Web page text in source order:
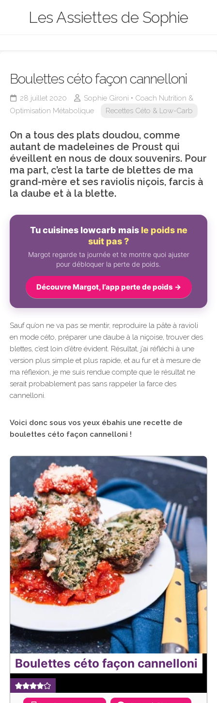
Les Assiettes de Sophie
Boulettes céto façon cannelloni
28 juillet 2020
Sophie Gironi • Coach Nutrition &
Optimisation Métabolique
Recettes Céto & Low-Carb
On a tous des plats doudou, comme
autant de madeleines de Proust qui
éveillent en nous de doux souvenirs. Pour
ma part, c’est la tarte de blettes de ma
grand-mère et ses raviolis niçois, farcis à
la daube et à la blette.
Tu cuisines lowcarb mais le poids ne
suit pas ?
Margot regarde ta journée et te montre quoi ajuster
pour débloquer la perte de poids.
Découvre Margot, l’app perte de poids →
Sauf qu’on ne va pas se mentir, reproduire la pâte à ravioli
en mode céto, préparer une daube à la niçoise, trouver des
blettes, c’est loin d’être évident. Résultat, j’ai réfléchi à une
version plus simple et plus rapide, et au fur et à mesure de
ma réflexion, je me suis rendue compte que le résultat ne
serait probablement pas sans rappeler la farce des
cannelloni.
Voici donc sous vos yeux ébahis une recette de
boulettes céto façon cannelloni !
Boulettes céto façon cannelloni